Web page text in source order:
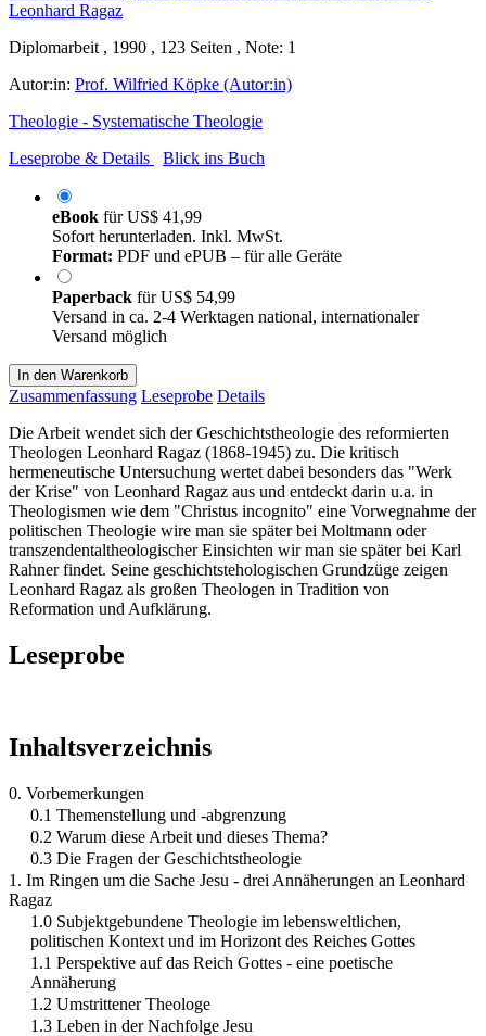
Diplomarbeit , 1990 , 123 Seiten , Note: 1
Autor:in: Prof. Wilfried Köpke (Autor:in)
Theologie - Systematische Theologie
Leseprobe & Details
Blick ins Buch
eBook fürUS$ 41,99
Sofort herunterladen. Inkl. MwSt.
Format: PDF und ePUB – für alle Geräte
Paperback fürUS$ 54,99
Versand in ca. 2-4 Werktagen national, internationaler
Versand möglich
In den Warenkorb
Zusammenfassung Leseprobe Details
Die Arbeit wendet sich der Geschichtstheologie des reformierten
Theologen Leonhard Ragaz (1868-1945) zu. Die kritisch
hermeneutische Untersuchung wertet dabei besonders das "Werk
der Krise" von Leonhard Ragaz aus und entdeckt darin u.a. in
Theologismen wie dem "Christus incognito" eine Vorwegnahme der
politischen Theologie wire man sie später bei Moltmann oder
transzendentaltheologischer Einsichten wir man sie später bei Karl
Rahner findet. Seine geschichtstehologischen Grundzüge zeigen
Leonhard Ragaz als großen Theologen in Tradition von
Reformation und Aufklärung.
Leseprobe
Inhaltsverzeichnis
0. Vorbemerkungen
0.1 Themenstellung und -abgrenzung
0.2 Warum diese Arbeit und dieses Thema?
0.3 Die Fragen der Geschichtstheologie
1. Im Ringen um die Sache Jesu - drei Annäherungen an Leonhard
Ragaz
1.0 Subjektgebundene Theologie im lebensweltlichen,
politischen Kontext und im Horizont des Reiches Gottes
1.1 Perspektive auf das Reich Gottes - eine poetische
Annäherung
1.2 Umstrittener Theologe
1.3 Leben in der Nachfolge Jesu